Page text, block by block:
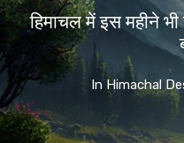
हिमाचल में इस महीने भी
In Himachal